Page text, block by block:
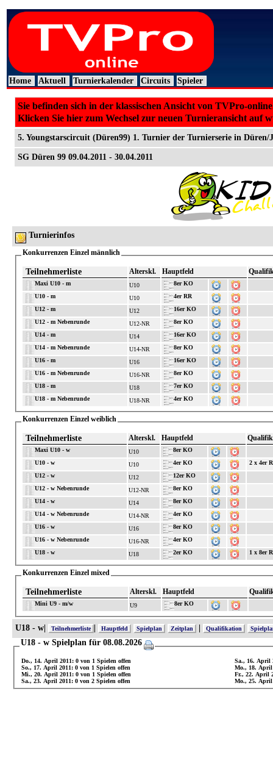
Home Aktuell Turnierkalender Circuits Spieler
Sie befinden sich in der klassischen Ansicht von TVPro-
Klicken Sie hier zum Wechsel zur neuen Turnieransicht auf
5. Youngstarscircuit (Düren99) 1. Turnier der Turnierserie in Düren/
SG Düren 99 09.04.2011 - 30.04.2011
Turnierinfos
Konkurrenzen Einzel männlich
Teilnehmerliste Alterskl. Hauptfeld
Maxi U10 - m U10
8er KO
U10 - m
U10
4er RR
U12 - m
U12
16er KO
U12 - m Nebenrunde
U12-NR
8er KO
U14 - m
U14
16er KO
U14 - m Nebenrunde
U14-NR
8er KO
U16 - m
U16
16er KO
U16 - m Nebenrunde
U16-NR
8er KO
U18 - m
U18
7er KO
U18 - m Nebenrunde
U18-NR 4er KO
Konkurrenzen Einzel weiblich
Teilnehmerliste Alterskl. Hauptfeld
Maxi U10 - w U10
8er KO
U10 - w
U10 4er KO
2 x 4er
U12 - w
U12
12er KO
U12 - w Nebenrunde
U12-NR
8er KO
U14 - w
U14
8er KO
U14 - w Nebenrunde
U14-NR
4er KO
U16 - w
U16
8er KO
U16 - w Nebenrunde
U16-NR
4er KO
U18 - w
U18 2er KO 1 x 8er
Konkurrenzen Einzel mixed
Teilnehmerliste Alterskl. Hauptfeld
Mini U9 - m/w U9 8er KO
U18 - w| Teilnehmerliste Hauptfeld Spielplan Zeitplan Qualifikation
U18 - w Spielplan für 08.08.2026
Do., 14. April 2011: 0 von 1 Spielen offen
Sa., 16. April
So., 17. April 2011: 0 von 1 Spielen offen
Mo., 18. April
Mi., 20. April 2011: 0 von 1 Spielen offen
Fr., 22. April
Sa., 23. April 2011: 0 von 2 Spielen offen
Mo., 25. April